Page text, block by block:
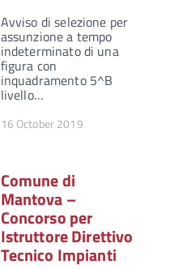
Avviso di selezione per
assunzione a tempo
indeterminato di una
figura con
inquadramento 5^B
livello…
16 October 2019
Comune di
Mantova –
Concorso per
Istruttore Direttivo
Tecnico Impianti